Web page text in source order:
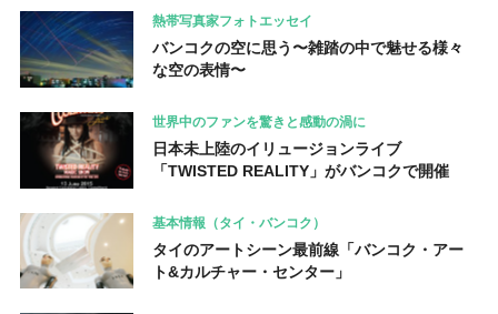
熱帯写真家フォトエッセイ
バンコクの空に思う〜雑踏の中で魅せる様々
な空の表情〜
世界中のファンを驚きと感動の渦に
日本未上陸のイリュージョンライブ
「TWISTED REALITY」がバンコクで開催
基本情報（タイ・バンコク）
タイのアートシーン最前線「バンコク・アー
ト&カルチャー・センター」